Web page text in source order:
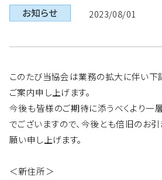
2023/08/01
このたび当協会は業務の拡大に伴い下
ご案内申し上げます。
今後も皆様のご期待に添うべくより一
でございますので、今後とも倍旧のお
願い申し上げます。
＜新住所＞